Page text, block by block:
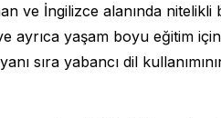
ve İngilizce alanında
ayrıca yaşam boyu eğitim
sıra yabancı dil